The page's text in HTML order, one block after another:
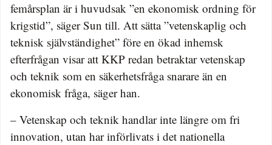
femårsplan är i huvudsak ”en ekonomisk ordning för
krigstid”, säger Sun till. Att sätta ”vetenskaplig och
teknisk självständighet” före en ökad inhemsk
efterfrågan visar att KKP redan betraktar vetenskap
och teknik som en säkerhetsfråga snarare än en
ekonomisk fråga, säger han.
– Vetenskap och teknik handlar inte längre om fri
innovation, utan har införlivats i det nationella